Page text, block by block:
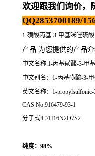
欢迎跟我们询价，
QQ2853700189/
1-磺酸丙基-3-甲基咪唑硫
产品 为您提供的产品
中文名称:1-丙基磺酸-3-甲
中文别名：1-丙基磺酸-3-
英文名称：1-
CAS No:916479-93-1
分子式:C7H16N2O7S2
纯度：98%